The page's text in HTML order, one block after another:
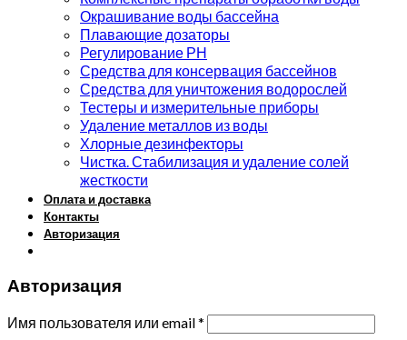
Окрашивание воды бассейна
Плавающие дозаторы
Регулирование РН
Средства для консервация бассейнов
Средства для уничтожения водорослей
Тестеры и измерительные приборы
Удаление металлов из воды
Хлорные дезинфекторы
Чистка. Стабилизация и удаление солей
жесткости
Оплата и доставка
Контакты
Авторизация
Авторизация
Имя пользователя или email*